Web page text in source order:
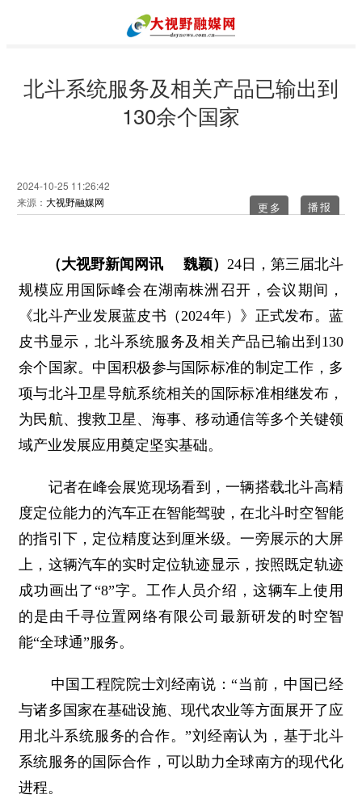
北斗系统服务及相关产品已输出到
130余个国家
2024-10-25 11:26:42
来源： 大视野融媒网 更多
（大视野新闻网讯 魏颖） 24日，第三届北斗
规模应用国际峰会在湖南株洲召开，会议期间，
《北斗产业发展蓝皮书（2024年）》正式发布。蓝
皮书显示，北斗系统服务及相关产品已输出到130
余个国家。中国积极参与国际标准的制定工作，多
项与北斗卫星导航系统相关的国际标准相继发布，
为民航、搜救卫星、海事、移动通信等多个关键领
域产业发展应用奠定坚实基础。
记者在峰会展览现场看到，一辆搭载北斗高精
度定位能力的汽车正在智能驾驶，在北斗时空智能
的指引下，定位精度达到厘米级。一旁展示的大屏
上，这辆汽车的实时定位轨迹显示，按照既定轨迹
成功画出了“8”字。工作人员介绍，这辆车上使用
的是由千寻位置网络有限公司最新研发的时空智
能“全球通”服务。
中国工程院院士刘经南说：“当前，中国已经
与诸多国家在基础设施、现代农业等方面展开了应
用北斗系统服务的合作。”刘经南认为，基于北斗
系统服务的国际合作，可以助力全球南方的现代化
进程。